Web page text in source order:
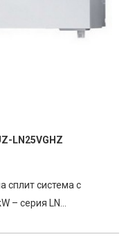
LN25VGHZ
сплит система с
– серия LN…